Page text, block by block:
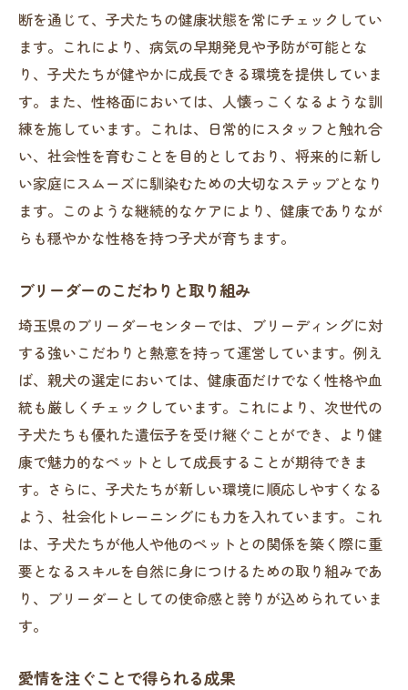
断を通じて、子犬たちの健康状態を常にチェックしてい
ます。これにより、病気の早期発見や予防が可能とな
り、子犬たちが健やかに成長できる環境を提供していま
す。また、性格面においては、人懐っこくなるような訓
練を施しています。これは、日常的にスタッフと触れ合
い、社会性を育むことを目的としており、将来的に新し
い家庭にスムーズに馴染むための大切なステップとなり
ます。このような継続的なケアにより、健康でありなが
らも穏やかな性格を持つ子犬が育ちます。
ブリーダーのこだわりと取り組み
埼玉県のブリーダーセンターでは、ブリーディングに対
する強いこだわりと熱意を持って運営しています。例え
ば、親犬の選定においては、健康面だけでなく性格や血
統も厳しくチェックしています。これにより、次世代の
子犬たちも優れた遺伝子を受け継ぐことができ、より健
康で魅力的なペットとして成長することが期待できま
す。さらに、子犬たちが新しい環境に順応しやすくなる
よう、社会化トレーニングにも力を入れています。これ
は、子犬たちが他人や他のペットとの関係を築く際に重
要となるスキルを自然に身につけるための取り組みであ
り、ブリーダーとしての使命感と誇りが込められていま
す。
愛情を注ぐことで得られる成果